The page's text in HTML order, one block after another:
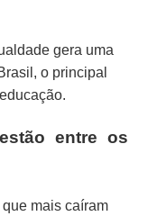
gera uma
o principal
entre os
mais caíram